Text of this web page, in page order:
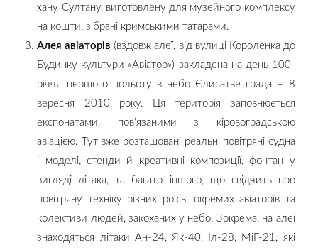
хану Султану, виготовлену для музейного комплексу
на кошти, зібрані кримськими татарами.
Алея авіаторів (вздовж алеї, від вулиці Короленка до
Будинку культури «Авіатор») закладена на день 100-
річчя першого польоту в небо Єлисатветграда – 8
вересня 2010 року. Ця територія заповнюється
експонатами, пов’язаними з кіровоградською
авіацією. Тут вже розташовані реальні повітряні судна
і моделі, стенди й креативні композиції, фонтан у
вигляді літака, та багато іншого, що свідчить про
повітряну техніку різних років, окремих авіаторів та
колективи людей, закоханих у небо. Зокрема, на алеї
знаходяться літаки Ан-24, Як-40, Іл-28, МіГ-21, які